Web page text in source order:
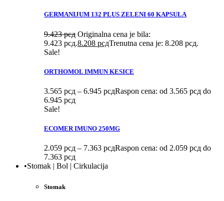
GERMANIJUM 132 PLUS ZELENI 60 KAPSULA
9.423рсд Originalna cena je bila:
9.423 рсд.8.208 рсдTrenutna cena je: 8.208 рсд.
Sale!
ORTHOMOL IMMUN KESICE
3.565 рсд – 6.945 рсдRaspon cena: od 3.565 рсд do
6.945 рсд
Sale!
ECOMER IMUNO 250MG
2.059 рсд – 7.363 рсдRaspon cena: od 2.059 рсд do
7.363 рсд
•Stomak | Bol | Cirkulacija
Stomak